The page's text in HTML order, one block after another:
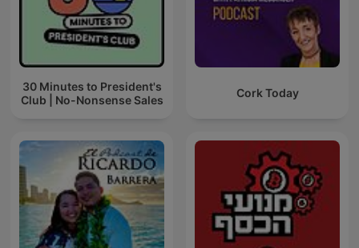
30 Minutes to President's
Club | No-Nonsense Sales
Cork Today